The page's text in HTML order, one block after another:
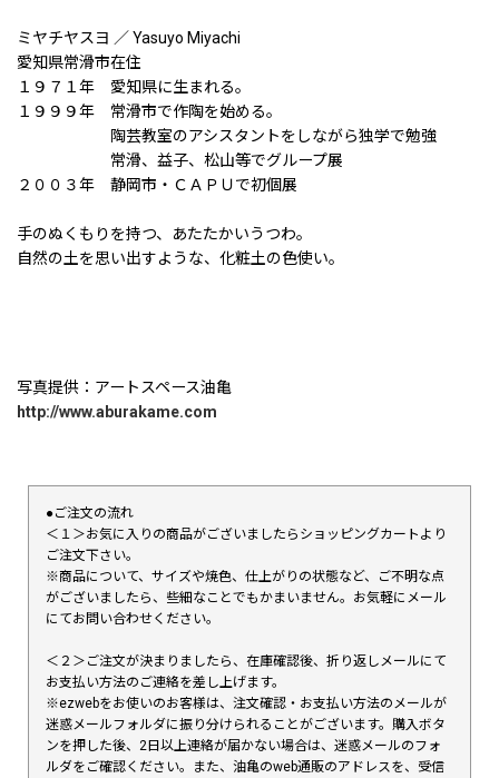
ミヤチヤスヨ ／ Yasuyo Miyachi
愛知県常滑市在住
１９７１年 愛知県に生まれる。
１９９９年 常滑市で作陶を始める。
陶芸教室のアシスタントをしながら独学で勉強
常滑、益子、松山等でグループ展
２００３年 静岡市・ＣＡＰＵで初個展
手のぬくもりを持つ、あたたかいうつわ。
自然の土を思い出すような、化粧土の色使い。
写真提供：アートスペース油亀
http://www.aburakame.com
●ご注文の流れ
＜１＞お気に入りの商品がございましたらショッピングカートより
ご注文下さい。
※商品について、サイズや焼色、仕上がりの状態など、ご不明な点
がございましたら、些細なことでもかまいません。お気軽にメール
にてお問い合わせください。
＜２＞ご注文が決まりましたら、在庫確認後、折り返しメールにて
お支払い方法のご連絡を差し上げます。
※ezwebをお使いのお客様は、注文確認・お支払い方法のメールが
迷惑メールフォルダに振り分けられることがございます。購入ボタ
ンを押した後、2日以上連絡が届かない場合は、迷惑メールのフォ
ルダをご確認ください。また、油亀のweb通販のアドレスを、受信